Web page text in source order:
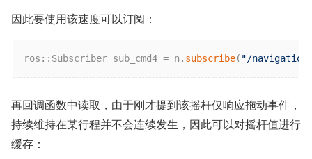
因此要使用该速度可以订阅：
ros::Subscriber sub_cmd4 = n. subscribe( "/
再回调函数中读取，由于刚才提到该摇杆仅响应拖动事件，
持续维持在某行程并不会连续发生，因此可以对摇杆值进行
缓存：